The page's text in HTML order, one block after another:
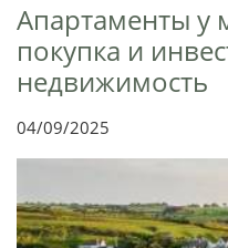
Апартаменты у
покупка и
недвижимость
04/09/2025